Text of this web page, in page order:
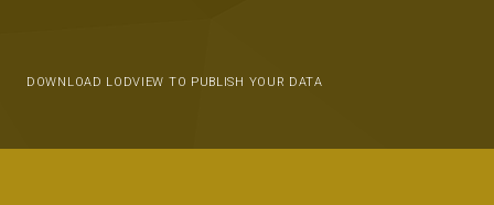
DOWNLOAD LODVIEW TO PUBLISH YOUR DATA